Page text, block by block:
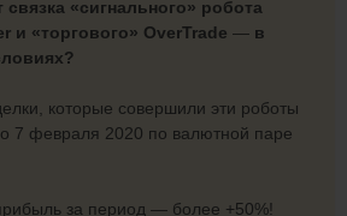
связка «сигнального» робота
и «торгового» OverTrade — в
которые совершили эти роботы
7 февраля 2020 по валютной паре
за период — более +50%!